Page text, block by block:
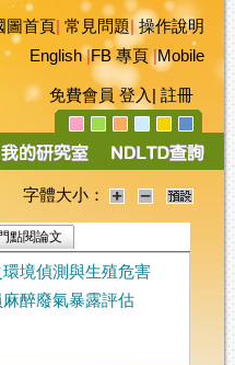
圖首頁 常見問題|操作說明
English|FB 專頁|Mobile
免費會員 登入 註冊
字體大小：
點閱論文
境偵測與生殖危害
醉廢氣暴露評估